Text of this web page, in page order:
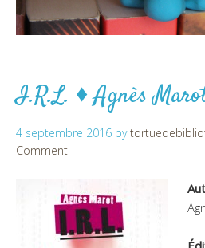
I.R.L. ♦ Agnès
4 septembre 2016 by
Comment